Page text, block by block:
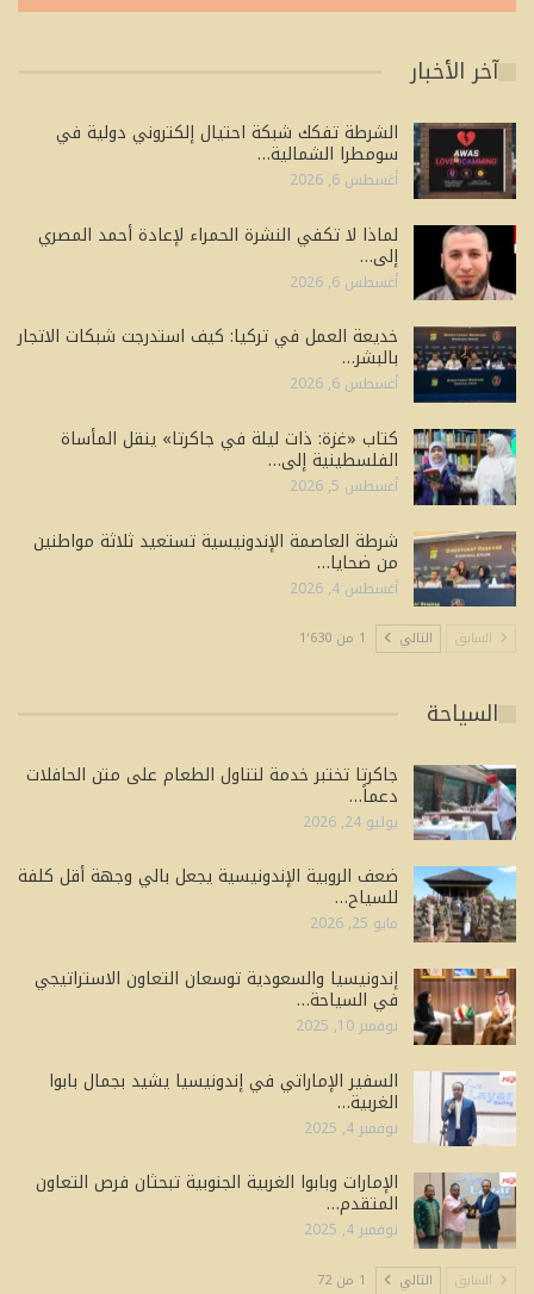
آخر الأخبار
الشرطة تفكك شبكة احتيال إلكتروني دولية في
سومطرا الشمالية…
أغسطس 6, 2026
لماذا لا تكفي النشرة الحمراء لإعادة أحمد المصري
إلى…
أغسطس 6, 2026
خديعة العمل في تركيا: كيف استدرجت شبكات الاتجار
بالبشر…
أغسطس 6, 2026
كتاب «غزة: ذات ليلة في جاكرتا» ينقل المأساة
الفلسطينية إلى…
أغسطس 5, 2026
شرطة العاصمة الإندونيسية تستعيد ثلاثة مواطنين
من ضحايا…
أغسطس 4, 2026
السابق التالي 1 من 1٬630
السياحة
جاكرتا تختبر خدمة لتناول الطعام على متن الحافلات
دعماً…
يوليو 24, 2026
ضعف الروبية الإندونيسية يجعل بالي وجهة أقل كلفة
للسياح…
مايو 25, 2026
إندونيسيا والسعودية توسعان التعاون الاستراتيجي
في السياحة…
نوفمبر 10, 2025
السفير الإماراتي في إندونيسيا يشيد بجمال بابوا
الغربية…
نوفمبر 4, 2025
الإمارات وبابوا الغربية الجنوبية تبحثان فرص التعاون
المتقدم…
نوفمبر 4, 2025
السابق التالي 1 من 72